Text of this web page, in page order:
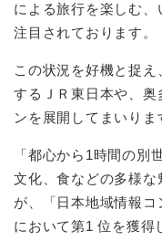
による旅行を楽しむ
注目されております。
この状況を好機と捉
するＪＲ東日本や、奥
ンを展開してまいりま
「都心から1時間の別
文化、食などの多様
が、「日本地域情報
において第1 位を獲得